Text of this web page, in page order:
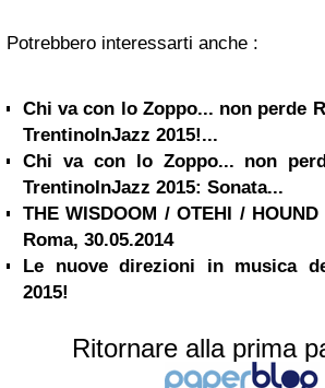
Potrebbero interessarti anche :
Chi va con lo Zoppo... non perde
TrentinoInJazz 2015!...
Chi va con lo Zoppo... non
TrentinoInJazz 2015: Sonata...
THE WISDOOM / OTEHI /
Roma, 30.05.2014
Le nuove direzioni in musica
2015!
Ritornare alla prima